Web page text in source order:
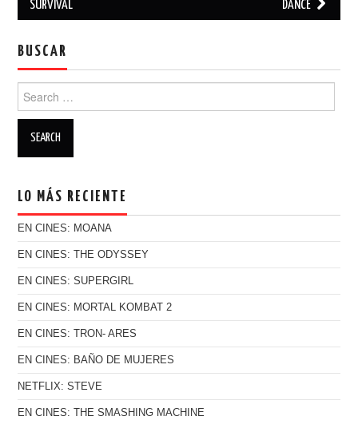
Post navigation
SURVIVAL
DANCE
BUSCAR
Search for:
LO MÁS RECIENTE
EN CINES: MOANA
EN CINES: THE ODYSSEY
EN CINES: SUPERGIRL
EN CINES: MORTAL KOMBAT 2
EN CINES: TRON- ARES
EN CINES: BAÑO DE MUJERES
NETFLIX: STEVE
EN CINES: THE SMASHING MACHINE